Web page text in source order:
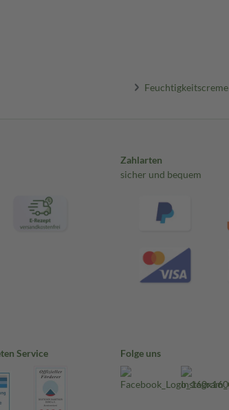
Feuchtigkeitscreme
Zahlarten
sicher und bequem
Service Folge uns